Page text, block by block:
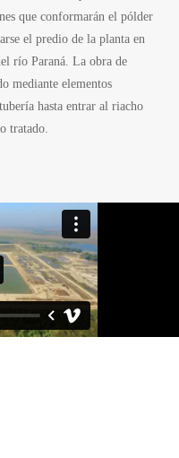
que conformarán el pólder
el predio de la planta en
río Paraná. La obra de
mediante elementos
hasta entrar al riacho
tratado.